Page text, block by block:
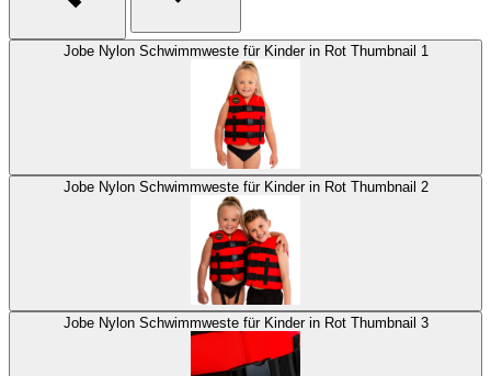
Jobe Nylon Schwimmweste für Kinder in Rot Thumbnail 1
Jobe Nylon Schwimmweste für Kinder in Rot Thumbnail 2
Jobe Nylon Schwimmweste für Kinder in Rot Thumbnail 3